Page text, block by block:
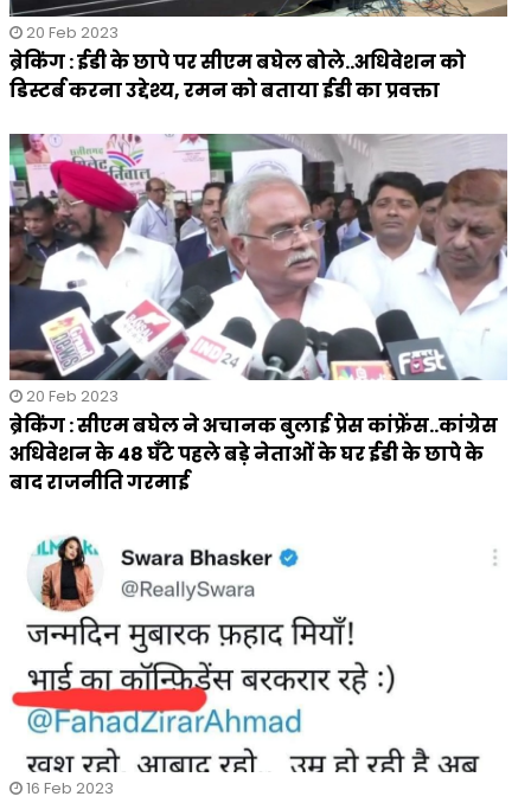
20 Feb 2023
ब्रेकिंग : ईडी के छापे पर सीएम बघेल बोले..अधिवेशन को
डिस्टर्ब करना उद्देश्य, रमन को बताया ईडी का प्रवक्ता
20 Feb 2023
ब्रेकिंग : सीएम बघेल ने अचानक बुलाई प्रेस कांफ्रेंस..कांग्रेस
अधिवेशन के 48 घँटे पहले बड़े नेताओं के घर ईडी के छापे के
बाद राजनीति गरमाई
16 Feb 2023